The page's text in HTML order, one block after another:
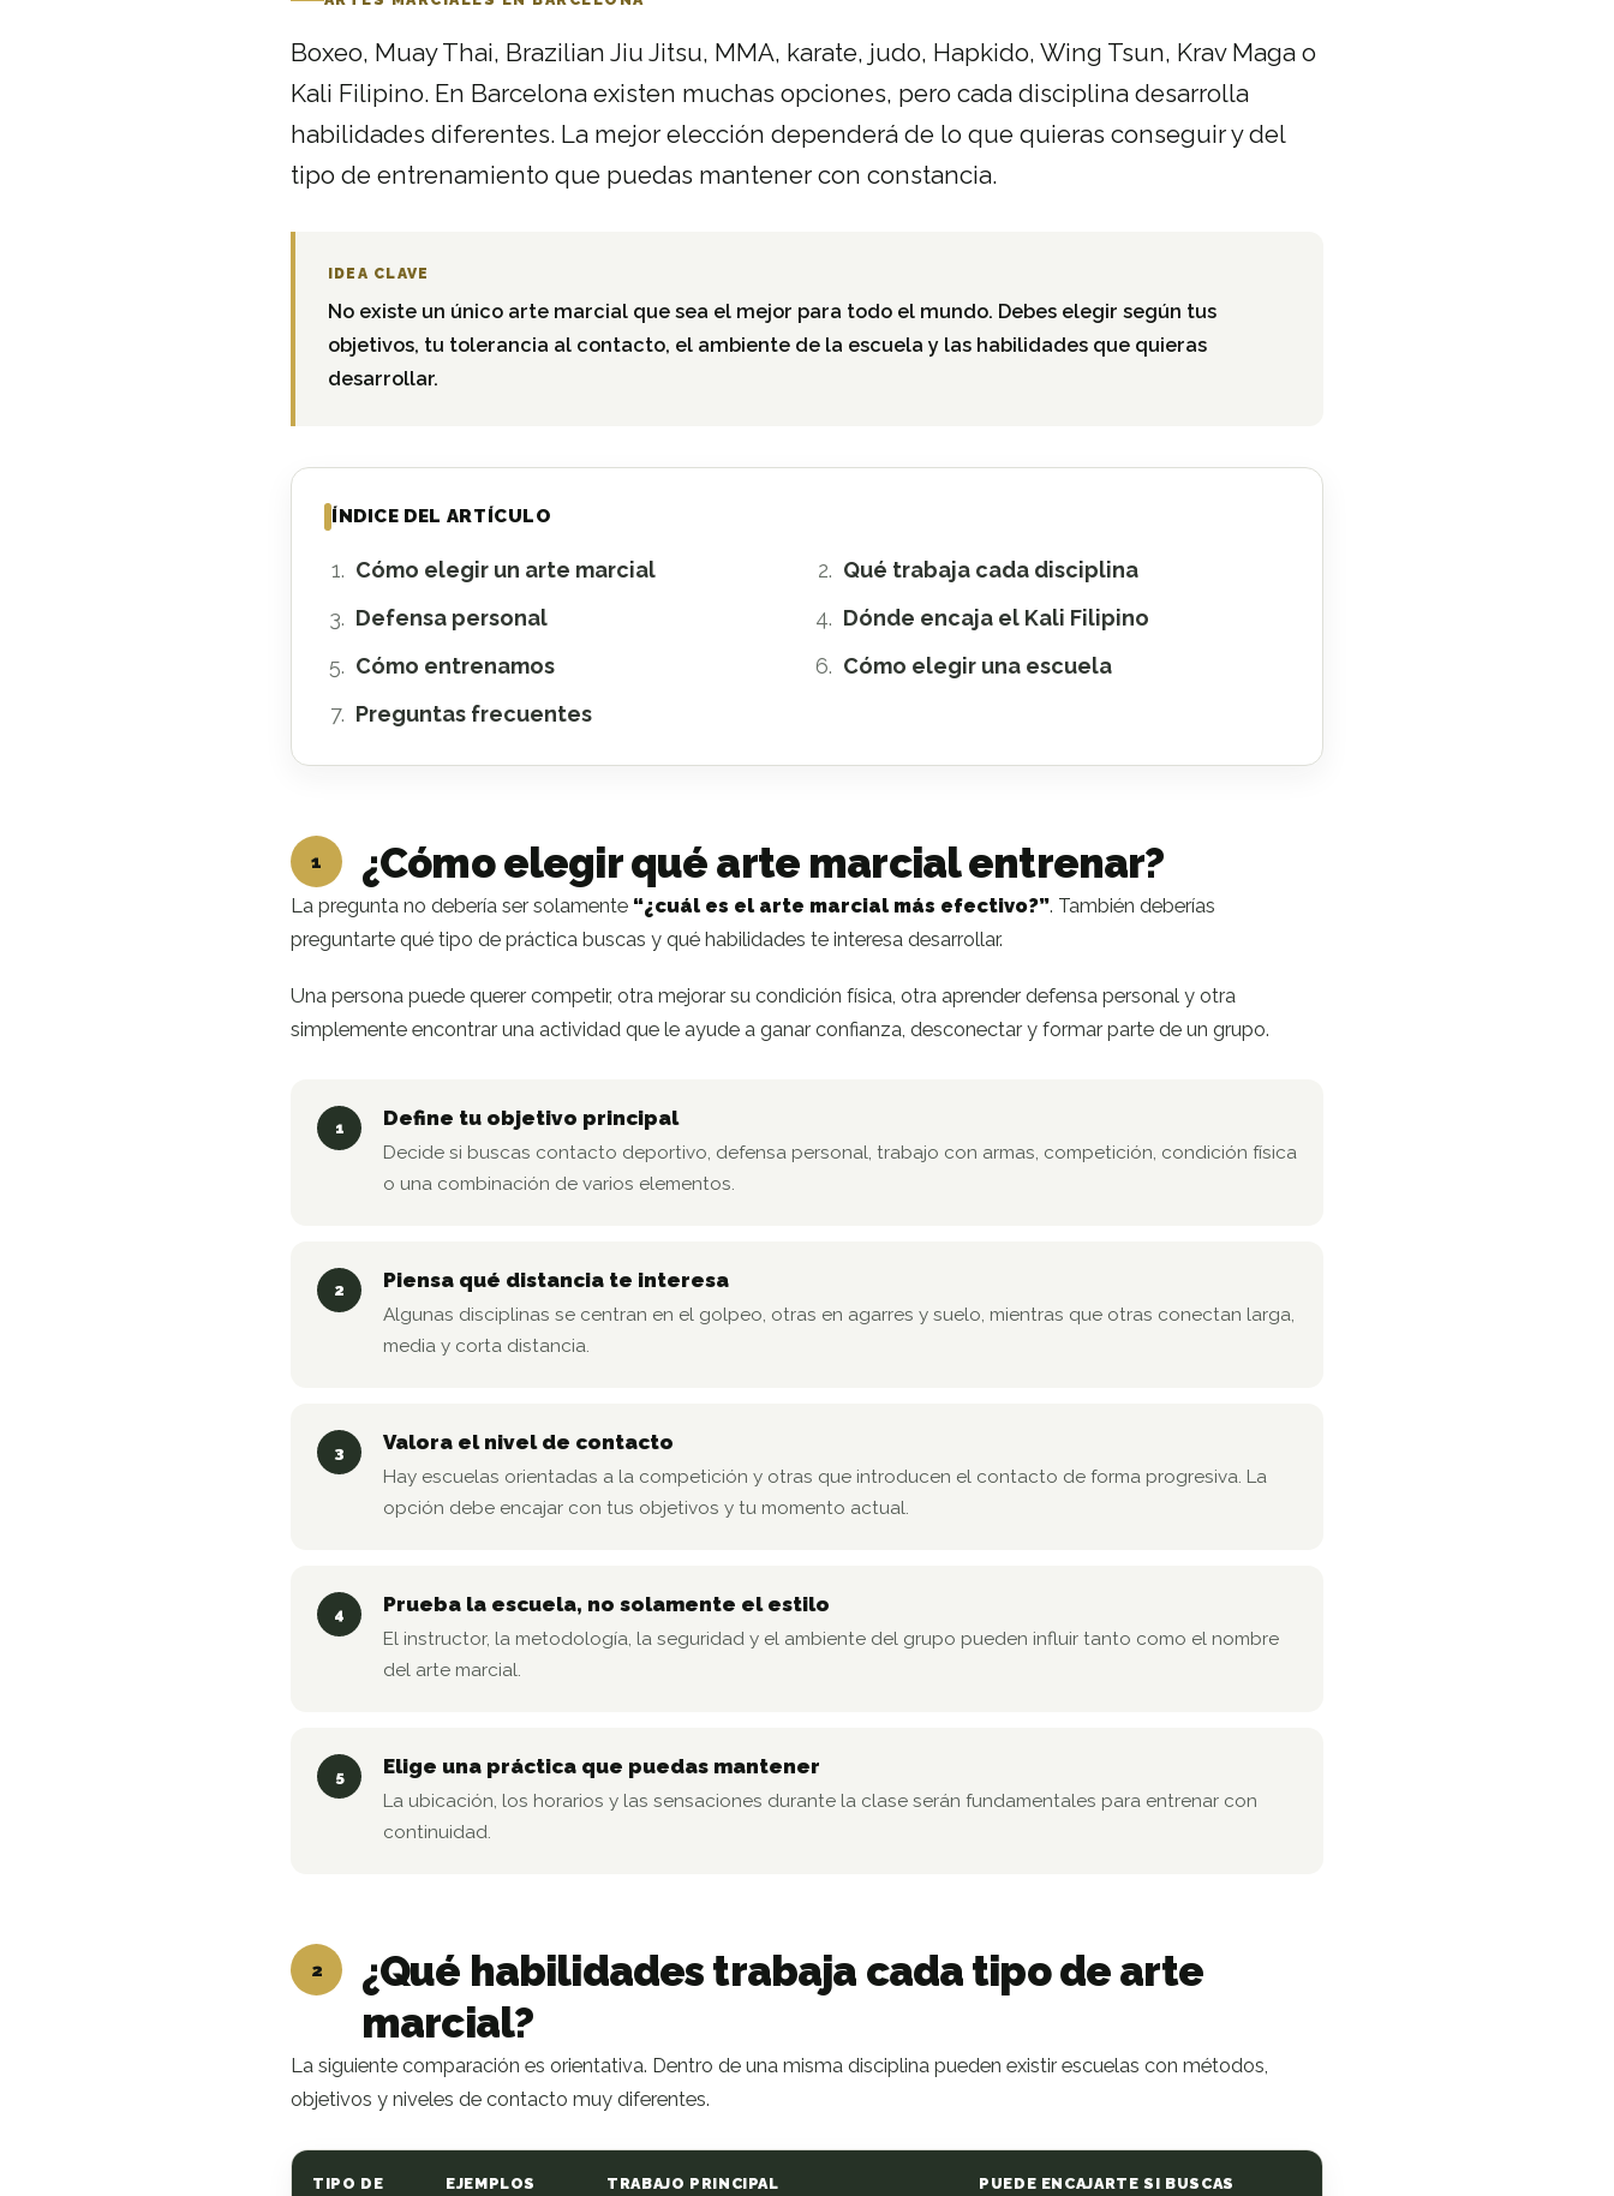
Boxeo, Muay Thai, Brazilian Jiu Jitsu, MMA, karate, judo, Hapkido, Wing Tsun, Krav Maga o
Kali Filipino. En Barcelona existen muchas opciones, pero cada disciplina desarrolla
habilidades diferentes. La mejor elección dependerá de lo que quieras conseguir y del
tipo de entrenamiento que puedas mantener con constancia.
IDEA CLAVE
No existe un único arte marcial que sea el mejor para todo el mundo. Debes elegir según tus
objetivos, tu tolerancia al contacto, el ambiente de la escuela y las habilidades que quieras
desarrollar.
ÍNDICE DEL ARTÍCULO
Cómo elegir un arte marcial
Qué trabaja cada disciplina
Defensa personal
Dónde encaja el Kali Filipino
Cómo entrenamos
Cómo elegir una escuela
Preguntas frecuentes
1 ¿Cómo elegir qué arte marcial entrenar?
La pregunta no debería ser solamente “¿cuál es el arte marcial más efectivo?”. También deberías
preguntarte qué tipo de práctica buscas y qué habilidades te interesa desarrollar.
Una persona puede querer competir, otra mejorar su condición física, otra aprender defensa personal y otra
simplemente encontrar una actividad que le ayude a ganar confianza, desconectar y formar parte de un grupo.
1 Define tu objetivo principal
Decide si buscas contacto deportivo, defensa personal, trabajo con armas, competición, condición física
o una combinación de varios elementos.
2 Piensa qué distancia te interesa
Algunas disciplinas se centran en el golpeo, otras en agarres y suelo, mientras que otras conectan larga,
media y corta distancia.
3 Valora el nivel de contacto
Hay escuelas orientadas a la competición y otras que introducen el contacto de forma progresiva. La
opción debe encajar con tus objetivos y tu momento actual.
4 Prueba la escuela, no solamente el estilo
El instructor, la metodología, la seguridad y el ambiente del grupo pueden influir tanto como el nombre
del arte marcial.
5 Elige una práctica que puedas mantener
La ubicación, los horarios y las sensaciones durante la clase serán fundamentales para entrenar con
continuidad.
2
¿Qué habilidades trabaja cada tipo de arte
marcial?
La siguiente comparación es orientativa. Dentro de una misma disciplina pueden existir escuelas con métodos,
objetivos y niveles de contacto muy diferentes.
TIPO DE
EJEMPLOS TRABAJO PRINCIPAL PUEDE ENCAJARTE SI BUSCAS